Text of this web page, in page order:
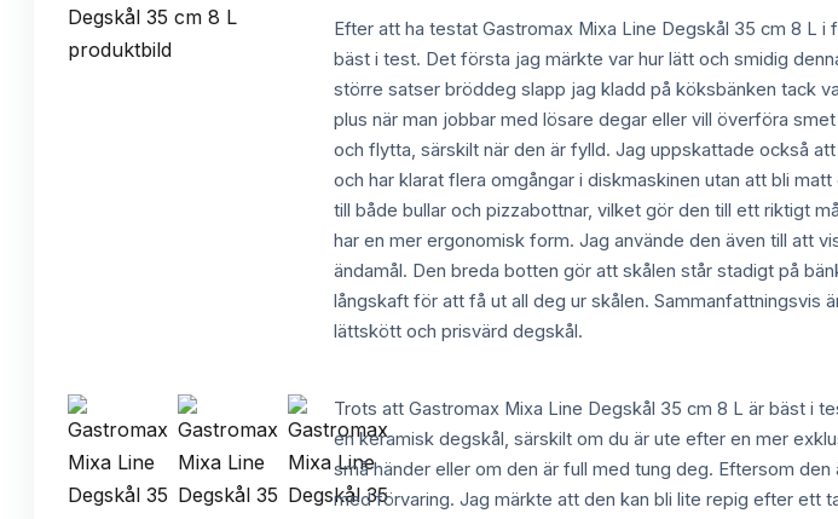
Efter att ha testat Gastromax Mixa Line Degskål 35 cm 8 L
bäst i test. Det första jag märkte var hur lätt och smidig
större satser bröddeg slapp jag kladd på köksbänken tack
plus när man jobbar med lösare degar eller vill överföra
och flytta, särskilt när den är fylld. Jag uppskattade också
och har klarat flera omgångar i diskmaskinen utan att bli
till både bullar och pizzabottnar, vilket gör den till ett riktigt
har en mer ergonomisk form. Jag använde den även till att
ändamål. Den breda botten gör att skålen står stadigt på
långskaft för att få ut all deg ur skålen. Sammanfattningsvis
lättskött och prisvärd degskål.
Trots att Gastromax Mixa Line Degskål 35 cm 8 L är bäst i
en keramisk degskål, särskilt om du är ute efter en mer
små händer eller om den är full med tung deg. Eftersom
med förvaring. Jag märkte att den kan bli lite repig efter ett